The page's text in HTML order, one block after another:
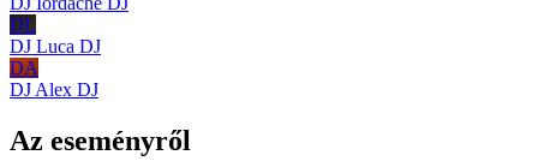
DL
DJ Luca DJ
DA
DJ Alex DJ
Az eseményről